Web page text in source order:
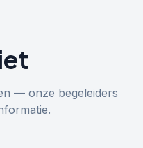
— onze begeleiders